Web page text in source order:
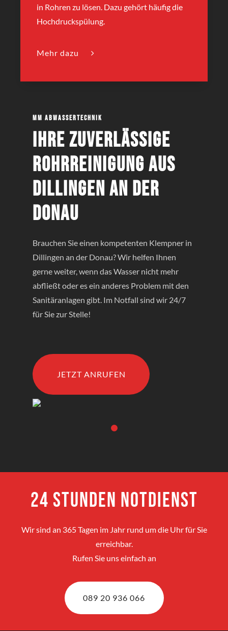
in Rohren zu lösen. Dazu gehört häufig die
Hochdruckspülung.
Mehr dazu
MM Abwassertechnik
Ihre zuverlässige
Rohrreinigung aus
Dillingen an der
Donau
Brauchen Sie einen kompetenten Klempner in
Dillingen an der Donau? Wir helfen Ihnen
gerne weiter, wenn das Wasser nicht mehr
abfließt oder es ein anderes Problem mit den
Sanitäranlagen gibt. Im Notfall sind wir 24/7
für Sie zur Stelle!
JETZT ANRUFEN
24 Stunden Notdienst
Wir sind an 365 Tagen im Jahr rund um die Uhr für Sie
erreichbar.
Rufen Sie uns einfach an
089 20 936 066